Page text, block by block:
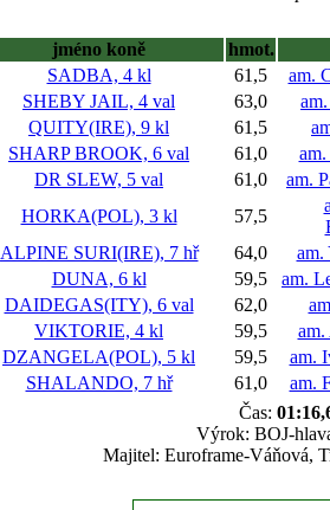
jméno koně
hmot.
SADBA, 4 kl 61,5
am.
SHEBY JAIL, 4 val 63,0
QUITY(IRE), 9 kl 61,5
SHARP BROOK, 6 val 61,0
DR SLEW, 5 val 61,0
am.
HORKA(POL), 3 kl 57,5
ALPINE SURI(IRE), 7 hř 64,0
am.
DUNA, 6 kl 59,5
am.
DAIDEGAS(ITY), 6 val 62,0
VIKTORIE, 4 kl 59,5
am.
DZANGELA(POL), 5 kl 59,5
am.
SHALANDO, 7 hř 61,0
am.
Čas:
Výrok: BOJ-
Majitel: Euroframe-Váňová,